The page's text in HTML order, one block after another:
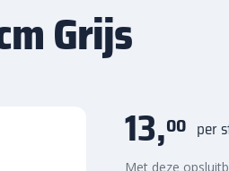
Grijs
13,00 per
Met deze